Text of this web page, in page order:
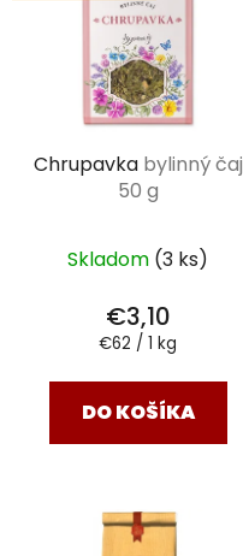
Chrupavka bylinný čaj
50 g
Skladom (3 ks)
€3,10
Jednotková
€62 / 1 kg
DO KOŠÍKA